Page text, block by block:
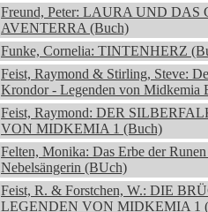
Freund, Peter: LAURA UND
AVENTERRA (Buch)
Funke, Cornelia: TINTENHERZ
Feist, Raymond & Stirling, Steve:
Krondor - Legenden von Midkemia
Feist, Raymond: DER
VON MIDKEMIA 1 (Buch)
Felten, Monika: Das Erbe der
Nebelsängerin (BUch)
Feist, R. & Forstchen, W.: DIE
LEGENDEN VON MIDKEMIA 1